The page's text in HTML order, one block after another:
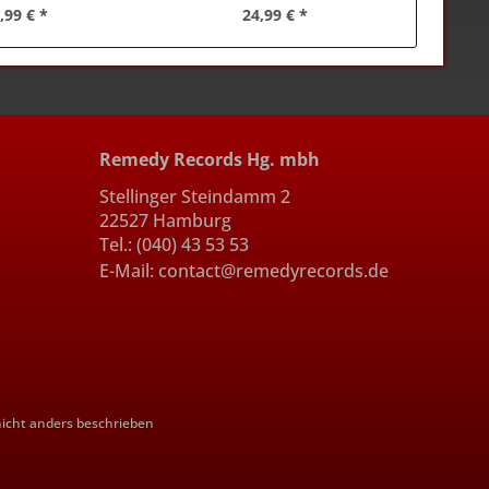
€ *
24,99 € *
Remedy Records Hg. mbh
Stellinger Steindamm 2
22527 Hamburg
Tel.: (040) 43 53 53
E-Mail: contact@remedyrecords.de
anders beschrieben